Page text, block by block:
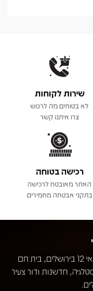
שירות לקוחות
לא בטוחים מה לרכוש
צרו איתנו קשר
רכישה בטוחה
האתר מאובטח לרכישה
בתקני אבטחה מחמירים
חנות תקליטים מיתולוגית ברחוב שמאי 12 בירושלים, בית חם
חדשנות ודור צעיר